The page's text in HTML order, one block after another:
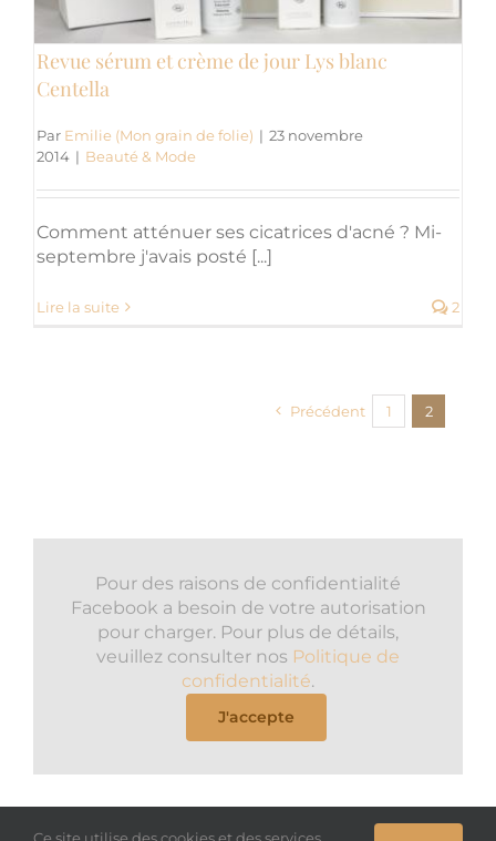
Revue sérum et crème de jour Lys blanc
Centella
Par Emilie (Mon grain de folie) | 23 novembre
2014 | Beauté & Mode
Comment atténuer ses cicatrices d'acné ? Mi-
septembre j'avais posté [...]
Lire la suite 2
Précédent 1 2
Pour des raisons de confidentialité
Facebook a besoin de votre autorisation
pour charger. Pour plus de détails,
veuillez consulter nos Politique de
confidentialité.
J'accepte
Ce site utilise des cookies et des services